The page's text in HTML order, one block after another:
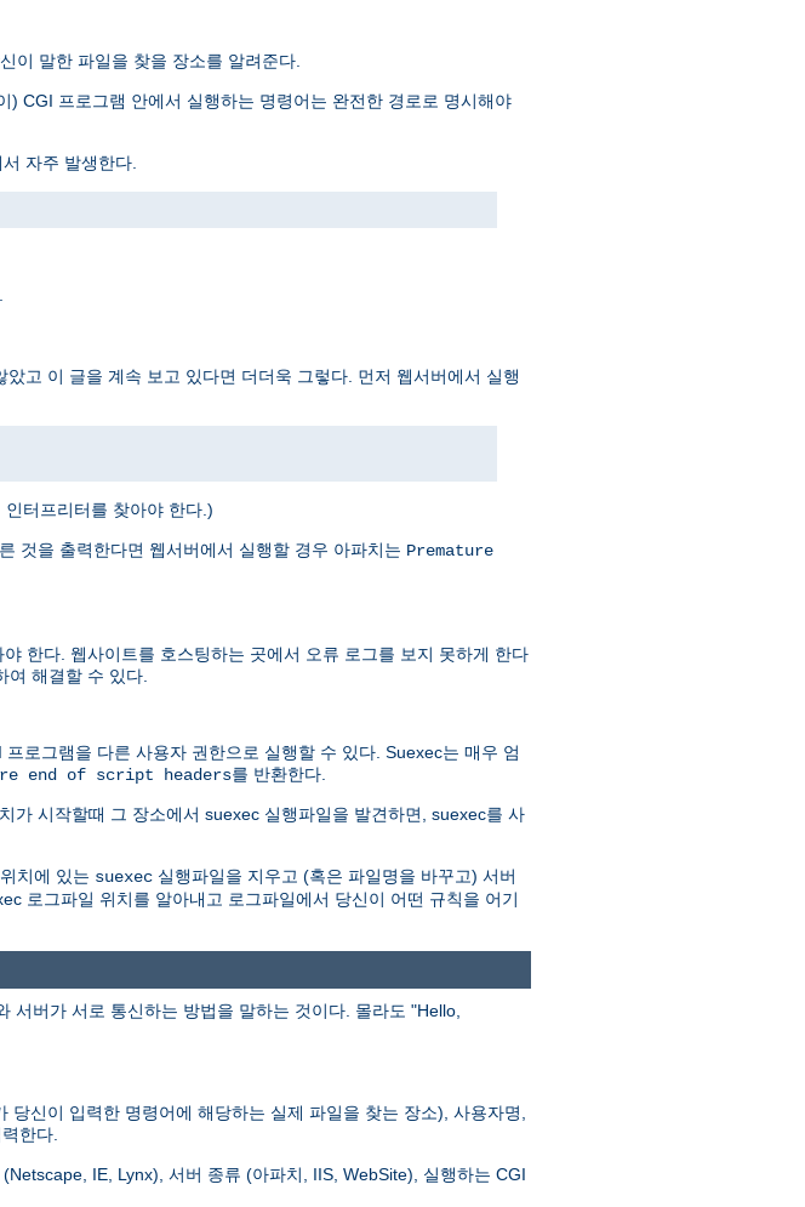
이 말한 파일을 찾을 장소를 알려준다.
) CGI 프로그램 안에서 실행하는 명령어는 완전한 경로로 명시해야
자주 발생한다.
고 이 글을 계속 보고 있다면 더더욱 그렇다. 먼저 웹서버에서 실행
인터프리터를 찾아야 한다.)
것을 출력한다면 웹서버에서 실행할 경우 아파치는 Premature
한다. 웹사이트를 호스팅하는 곳에서 오류 로그를 보지 못하게 한다
해결할 수 있다.
로그램을 다른 사용자 권한으로 실행할 수 있다. Suexec는 매우 엄
end of script headers를 반환한다.
가 시작할때 그 장소에서 suexec 실행파일을 발견하면, suexec를 사
위치에 있는 suexec 실행파일을 지우고 (혹은 파일명을 바꾸고) 서버
로그파일 위치를 알아내고 로그파일에서 당신이 어떤 규칙을 어기
서버가 서로 통신하는 방법을 말하는 것이다. 몰라도 "Hello,
신이 입력한 명령어에 해당하는 실제 파일을 찾는 장소), 사용자명,
한다.
IE, Lynx), 서버 종류 (아파치, IIS, WebSite), 실행하는 CGI